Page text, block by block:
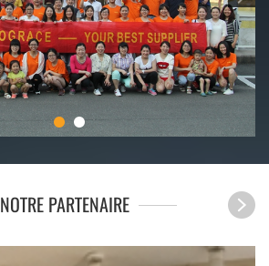
1 2
NOTRE PARTENAIRE